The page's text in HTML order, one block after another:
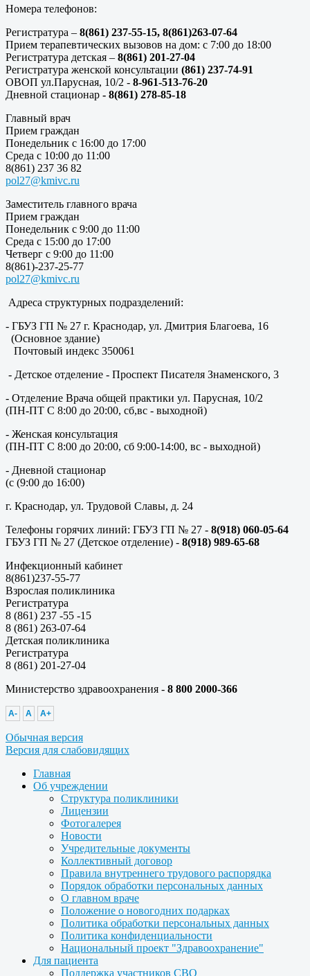
Номера телефонов:
Регистратура – 8(861) 237-55-15, 8(861)263-07-64
Прием терапевтических вызовов на дом: с 7:00 до 18:00
Регистратура детская – 8(861) 201-27-04
Регистратура женской консультации (861) 237-74-91
ОВОП ул.Парусная, 10/2 - 8-961-513-76-20
Дневной стационар - 8(861) 278-85-18
Главный врач
Прием граждан
Понедельник с 16:00 до 17:00
Среда с 10:00 до 11:00
8(861) 237 36 82
pol27@kmivc.ru
Заместитель главного врача
Прием граждан
Понедельник с 9:00 до 11:00
Среда с 15:00 до 17:00
Четверг с 9:00 до 11:00
8(861)-237-25-77
pol27@kmivc.ru
Адреса структурных подразделений:
- ГБУЗ ГП № 27 г. Краснодар, ул. Дмитрия Благоева, 16
(Основное здание)
Почтовый индекс 350061
- Детское отделение - Проспект Писателя Знаменского, 3
- Отделение Врача общей практики ул. Парусная, 10/2
(ПН-ПТ С 8:00 до 20:00, сб,вс - выходной)
- Женская консультация
(ПН-ПТ С 8:00 до 20:00, сб 9:00-14:00, вс - выходной)
- Дневной стационар
(с (9:00 до 16:00)
г. Краснодар, ул. Трудовой Славы, д. 24
Телефоны горячих линий: ГБУЗ ГП № 27 - 8(918) 060-05-64
ГБУЗ ГП № 27 (Детское отделение) - 8(918) 989-65-68
Инфекционный кабинет
8(861)237-55-77
Взрослая поликлиника
Регистратура
8 (861) 237 -55 -15
8 (861) 263-07-64
Детская поликлиника
Регистратура
8 (861) 201-27-04
Министерство здравоохранения - 8 800 2000-366
A- A A+
Обычная версия
Версия для слабовидящих
Главная
Об учреждении
Структура поликлиники
Лицензии
Фотогалерея
Новости
Учредительные документы
Коллективный договор
Правила внутреннего трудового распорядка
Порядок обработки персональных данных
О главном враче
Положение о новогодних подарках
Политика обработки персональных данных
Политика конфиденциальности
Национальный проект "Здравоохранение"
Для пациента
Поддержка участников СВО